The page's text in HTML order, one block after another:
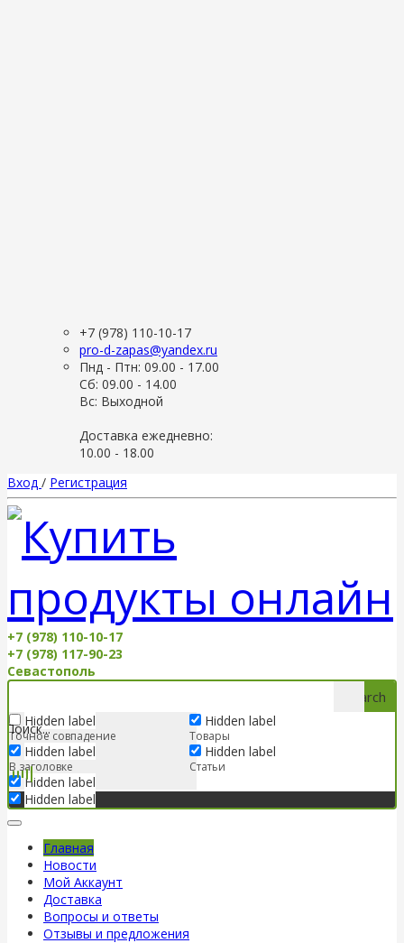
+7 (978) 110-10-17
pro-d-zapas@yandex.ru
Пнд - Птн: 09.00 - 17.00
Сб: 09.00 - 14.00
Вс: Выходной
Доставка ежедневно:
10.00 - 18.00
Вход / Регистрация
+7 (978) 110-10-17
+7 (978) 117-90-23
Севастополь
Search
Hidden label
Точное совпадение
Hidden label
В заголовке
Hidden label
Hidden label
Hidden label
Товары
Hidden label
Статьи
Главная
Новости
Мой Аккаунт
Доставка
Вопросы и ответы
Отзывы и предложения